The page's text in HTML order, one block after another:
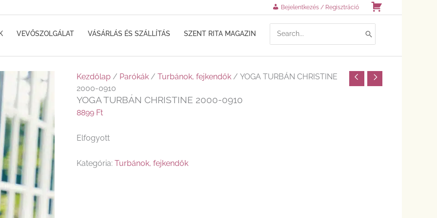
Bejelentkezés / Regisztráció
VEVŐSZOLGÁLAT VÁSÁRLÁS ÉS SZÁLLÍTÁS SZENT RITA MAGAZIN
FOR:
Kezdőlap/ Parókák/ Turbánok, fejkendők/ YOGA TURBÁN CHRISTINE
2000-0910
YOGA TURBÁN CHRISTINE 2000-0910
8899 Ft
Elfogyott
Kategória: Turbánok, fejkendők